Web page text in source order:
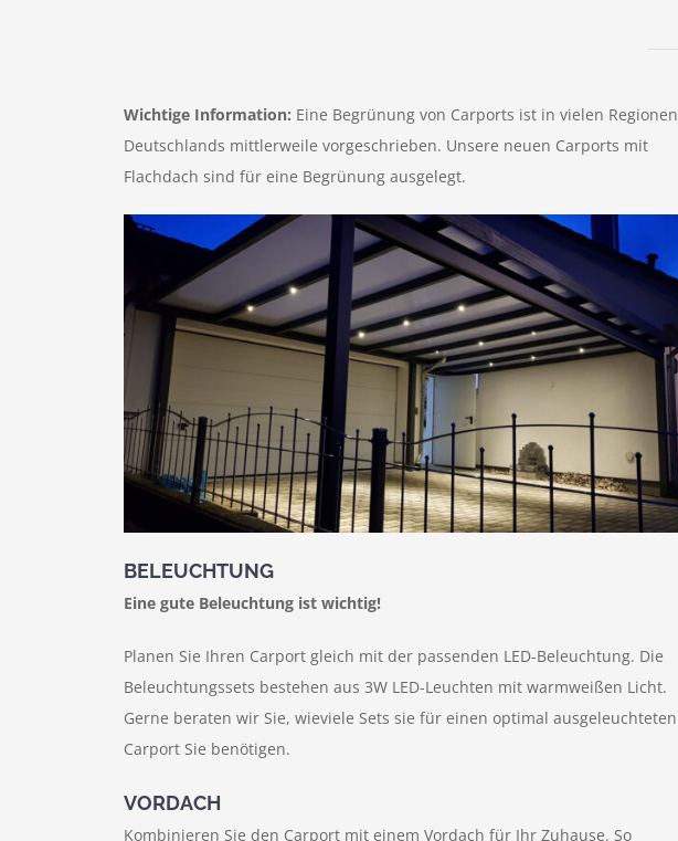
Wichtige Information: Eine Begrünung von Carports ist in vielen Regionen
Deutschlands mittlerweile vorgeschrieben. Unsere neuen Carports mit
Flachdach sind für eine Begrünung ausgelegt.
BELEUCHTUNG
Eine gute Beleuchtung ist wichtig!
Planen Sie Ihren Carport gleich mit der passenden LED-Beleuchtung. Die
Beleuchtungssets bestehen aus 3W LED-Leuchten mit warmweißen Licht.
Gerne beraten wir Sie, wieviele Sets sie für einen optimal ausgeleuchteten
Carport Sie benötigen.
VORDACH
Kombinieren Sie den Carport mit einem Vordach für Ihr Zuhause. So